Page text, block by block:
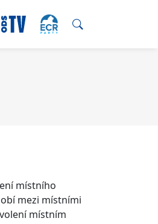
místního
mezi místními
místním